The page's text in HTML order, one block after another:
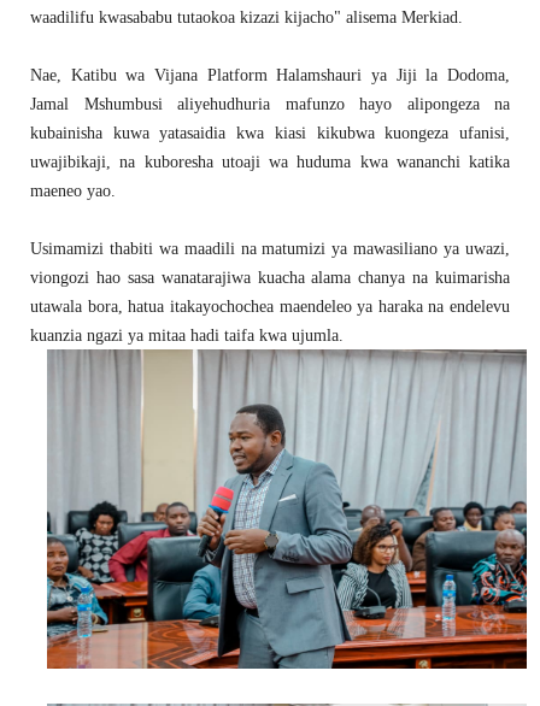
waadilifu kwasababu tutaokoa kizazi kijacho" alisema Merkiad.
Nae, Katibu wa Vijana Platform Halamshauri ya Jiji la Dodoma,
Jamal Mshumbusi aliyehudhuria mafunzo hayo alipongeza na
kubainisha kuwa yatasaidia kwa kiasi kikubwa kuongeza ufanisi,
uwajibikaji, na kuboresha utoaji wa huduma kwa wananchi katika
maeneo yao.
Usimamizi thabiti wa maadili na matumizi ya mawasiliano ya uwazi,
viongozi hao sasa wanatarajiwa kuacha alama chanya na kuimarisha
utawala bora, hatua itakayochochea maendeleo ya haraka na endelevu
kuanzia ngazi ya mitaa hadi taifa kwa ujumla.